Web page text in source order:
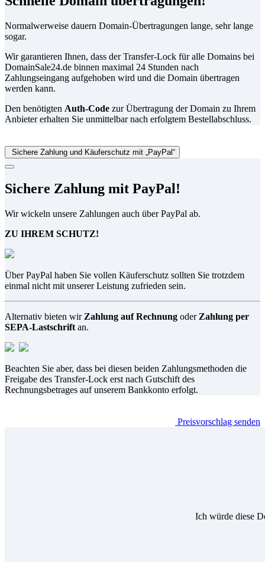
Normalwerweise dauern Domain-Übertragungen lange, sehr lange
sogar.
Wir garantieren Ihnen, dass der Transfer-Lock für alle Domains bei
DomainSale24.de binnen maximal 24 Stunden nach
Zahlungseingang aufgehoben wird und die Domain übertragen
werden kann.
Den benötigten Auth-Code zur Übertragung der Domain zu Ihrem
Anbieter erhalten Sie unmittelbar nach erfolgtem Bestellabschluss.
Sichere Zahlung und Käuferschutz mit „PayPal“
Sichere Zahlung mit PayPal!
Wir wickeln unsere Zahlungen auch über PayPal ab.
ZU IHREM SCHUTZ!
Über PayPal haben Sie vollen Käuferschutz sollten Sie trotzdem
einmal nicht mit unserer Leistung zufrieden sein.
Alternativ bieten wir Zahlung auf Rechnung oder Zahlung per
SEPA-Lastschrift an.
Beachten Sie aber, dass bei diesen beiden Zahlungsmethoden die
Freigabe des Transfer-Lock erst nach Gutschift des
Rechnungsbetrages auf unserem Bankkonto erfolgt.
Preisvorschlag senden
Ich würde diese